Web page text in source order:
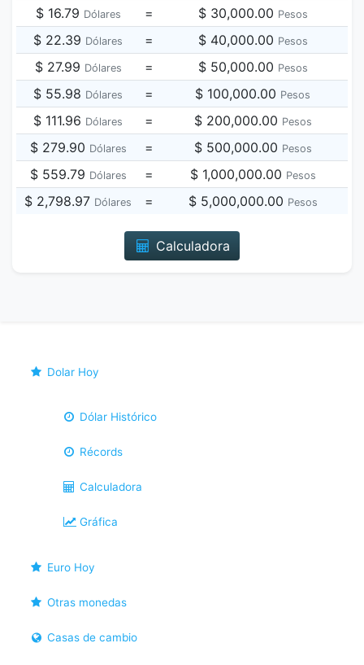
$ 16.79 Dólares = $ 30,000.00 Pesos
$ 22.39 Dólares = $ 40,000.00 Pesos
$ 27.99 Dólares = $ 50,000.00 Pesos
$ 55.98 Dólares = $ 100,000.00 Pesos
$ 111.96 Dólares = $ 200,000.00 Pesos
$ 279.90 Dólares = $ 500,000.00 Pesos
$ 559.79 Dólares = $ 1,000,000.00 Pesos
$ 2,798.97 Dólares = $ 5,000,000.00 Pesos
Calculadora
Dolar Hoy
Dólar Histórico
Récords
Calculadora
Gráfica
Euro Hoy
Otras monedas
Casas de cambio